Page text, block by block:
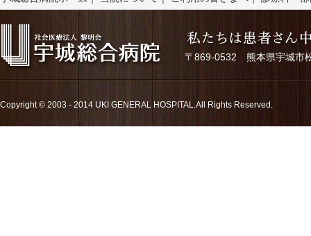
〒869-0532 熊本県宇城市
Copyright © 2003 - 2014 UKI GENERAL HOSPITAL.All Rights Reserved.